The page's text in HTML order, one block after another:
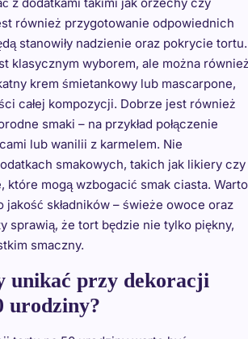
również przygotowanie odpowiednich
stanowiły nadzienie oraz pokrycie tortu.
klasycznym wyborem, ale można
krem śmietankowy lub mascarpone,
całej kompozycji. Dobrze jest również
smaki – na przykład połączenie
lub wanilii z karmelem. Nie
smakowych, takich jak likiery czy
które mogą wzbogacić smak ciasta. Warto
jakość składników – świeże owoce oraz
sprawią, że tort będzie nie tylko piękny,
smaczny.
unikać przy dekoracji
urodziny?